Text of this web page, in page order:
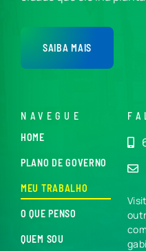
SAIBA MAIS
NAVEGUE
HOME
PLANO DE GOVERNO
MEU TRABALHO
O QUE PENSO
QUEM SOU